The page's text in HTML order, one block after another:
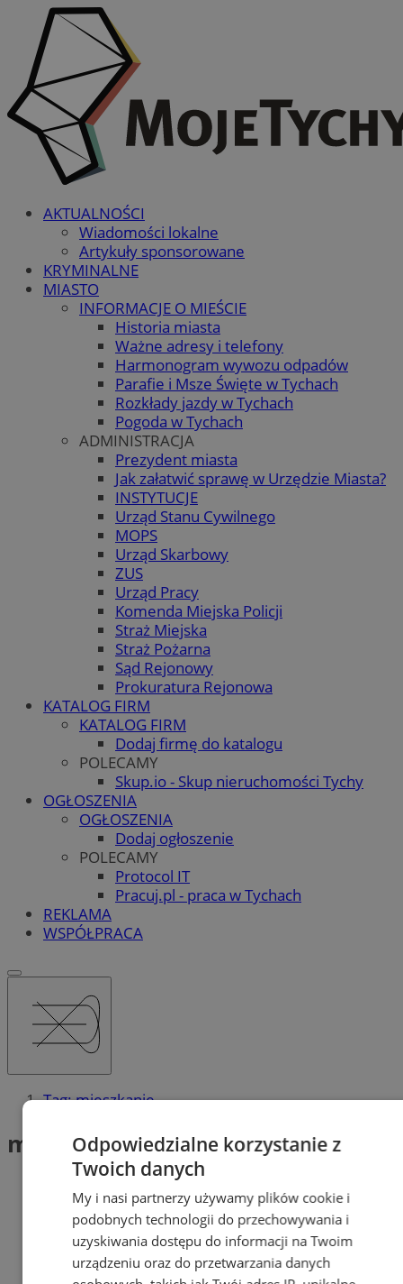
AKTUALNOŚCI
Wiadomości lokalne
Artykuły sponsorowane
KRYMINALNE
MIASTO
INFORMACJE O MIEŚCIE
Historia miasta
Ważne adresy i telefony
Harmonogram wywozu odpadów
Parafie i Msze Święte w Tychach
Rozkłady jazdy w Tychach
Pogoda w Tychach
ADMINISTRACJA
Prezydent miasta
Jak załatwić sprawę w Urzędzie Miasta?
INSTYTUCJE
Urząd Stanu Cywilnego
MOPS
Urząd Skarbowy
ZUS
Urząd Pracy
Komenda Miejska Policji
Straż Miejska
Straż Pożarna
Sąd Rejonowy
Prokuratura Rejonowa
KATALOG FIRM
KATALOG FIRM
Dodaj firmę do katalogu
POLECAMY
Skup.io - Skup nieruchomości Tychy
OGŁOSZENIA
OGŁOSZENIA
Dodaj ogłoszenie
POLECAMY
Protocol IT
Pracuj.pl - praca w Tychach
REKLAMA
WSPÓŁPRACA
Tag: mieszkanie
mieszkanie (2)
Odpowiedzialne korzystanie z
Twoich danych
My i nasi partnerzy używamy plików cookie i
podobnych technologii do przechowywania i
uzyskiwania dostępu do informacji na Twoim
urządzeniu oraz do przetwarzania danych